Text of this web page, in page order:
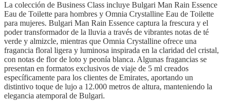
La colección de Business Class incluye Bulgari Man Rain Essence
Eau de Toilette para hombres y Omnia Crystalline Eau de Toilette
para mujeres. Bulgari Man Rain Essence captura la frescura y el
poder transformador de la lluvia a través de vibrantes notas de té
verde y almizcle, mientras que Omnia Crystalline ofrece una
fragancia floral ligera y luminosa inspirada en la claridad del cristal,
con notas de flor de loto y peonía blanca. Algunas fragancias se
presentan en formatos exclusivos de viaje de 5 ml creados
específicamente para los clientes de Emirates, aportando un
distintivo toque de lujo a 12.000 metros de altura, manteniendo la
elegancia atemporal de Bulgari.